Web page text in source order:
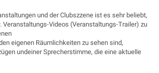
und der Clubszzene ist es sehr beliebt,
Veranstaltungs-Videos (Veranstaltungs-Trailer) zu
eigenen Räumlichkeiten zu sehen sind,
undeiner Sprecherstimme, die eine aktuelle